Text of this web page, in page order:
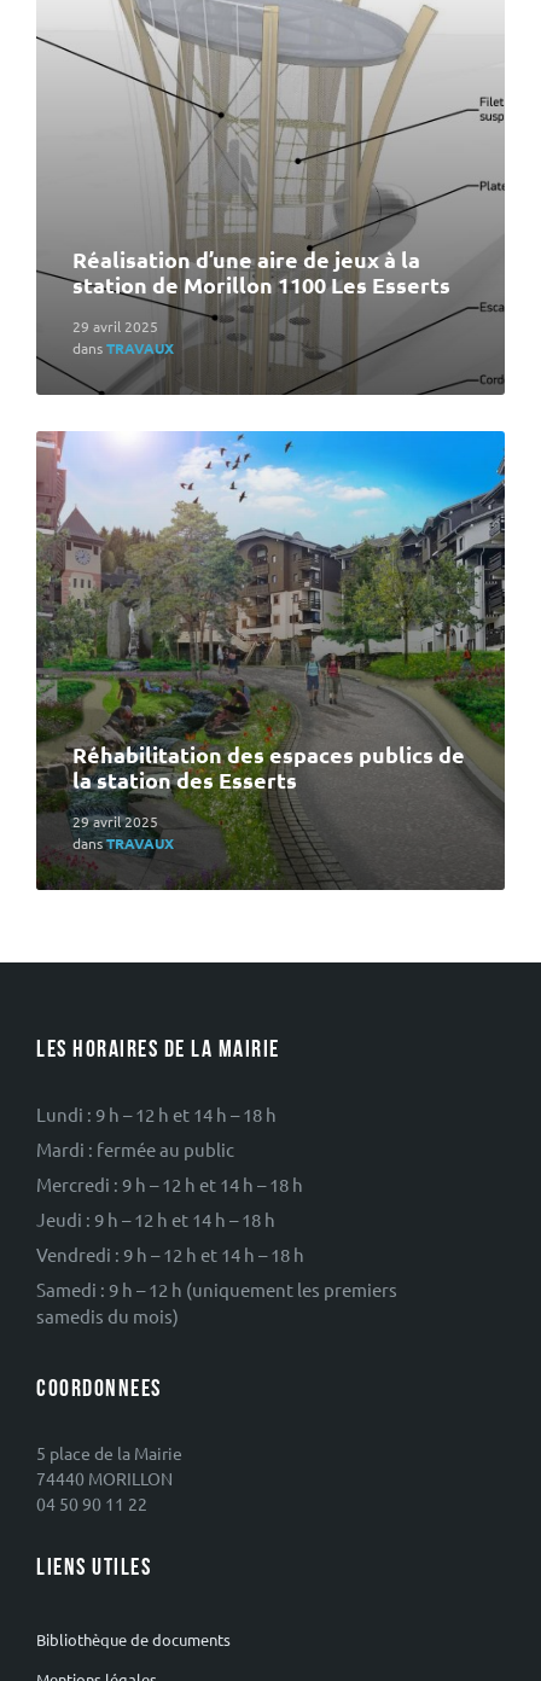
Réalisation d’une aire de jeux à la
station de Morillon 1100 Les Esserts
29 avril 2025
dansTRAVAUX
Réhabilitation des espaces publics de
la station des Esserts
29 avril 2025
dansTRAVAUX
En
lire
plus
LES HORAIRES DE LA MAIRIE
Lundi : 9 h – 12 h et 14 h – 18 h
Mardi : fermée au public
Mercredi : 9 h – 12 h et 14 h – 18 h
Jeudi : 9 h – 12 h et 14 h – 18 h
Vendredi : 9 h – 12 h et 14 h – 18 h
Samedi : 9 h – 12 h (uniquement les premiers
samedis du mois)
COORDONNEES
5 place de la Mairie
74440 MORILLON
04 50 90 11 22
LIENS UTILES
Bibliothèque de documents